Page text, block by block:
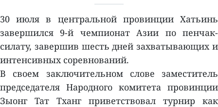
30 июля в центральной провинции Хатьинь
завершился 9-й чемпионат Азии по пенчак-
силату, завершив шесть дней захватывающих и
интенсивных соревнований.
В своем заключительном слове заместитель
председателя Народного комитета провинции
Зыонг Тат Тханг приветствовал турнир как